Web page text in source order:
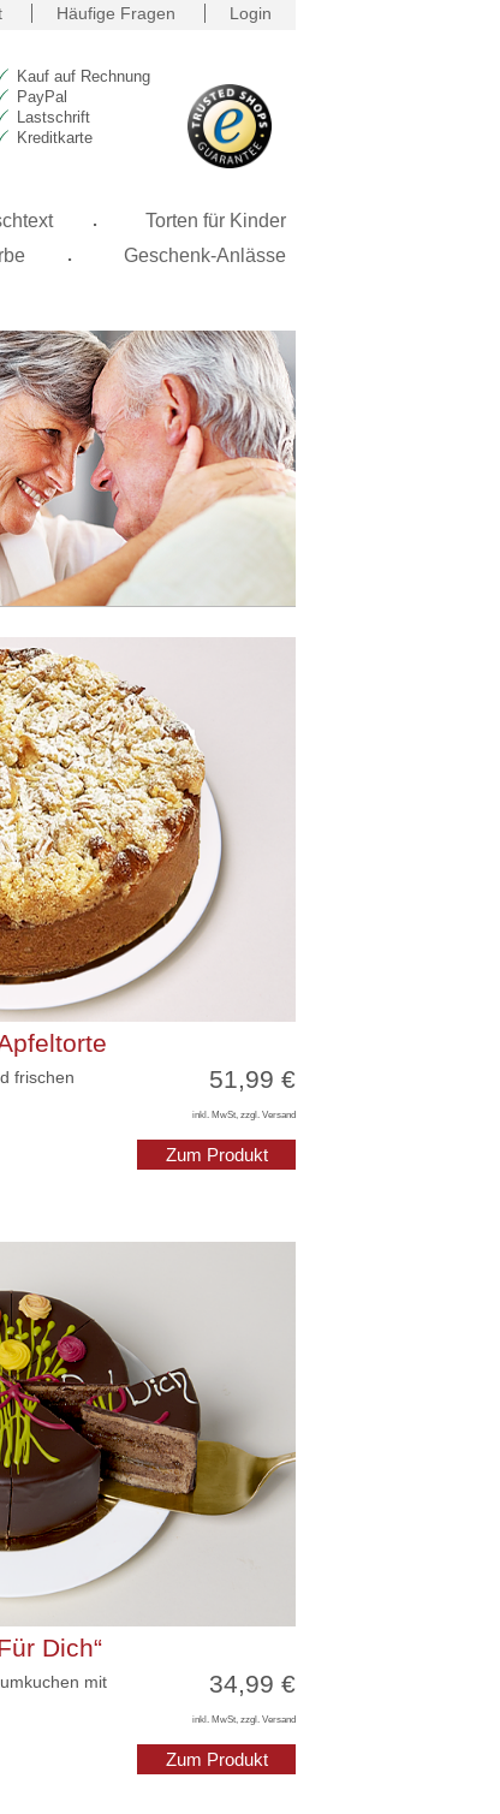
Häufige Fragen Login
Kauf auf Rechnung
PayPal
Lastschrift
Kreditkarte
.
Torten für Kinder
. Geschenk-Anlässe
frischen
51,99 €
inkl. MwSt, zzgl. Versand
Zum Produkt
Dich“
mit
34,99 €
inkl. MwSt, zzgl. Versand
Zum Produkt